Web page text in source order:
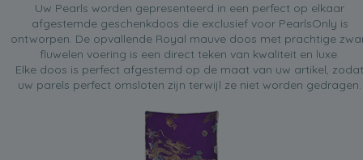
Uw Pearls worden gepresenteerd in een perfect op elkaar
afgestemde geschenkdoos die exclusief voor PearlsOnly is
ontworpen. De opvallende Royal mauve doos met prachtige
fluwelen voering is een direct teken van kwaliteit en luxe.
Elke doos is perfect afgestemd op de maat van uw artikel, zodat
uw parels perfect omsloten zijn terwijl ze niet worden gedragen.